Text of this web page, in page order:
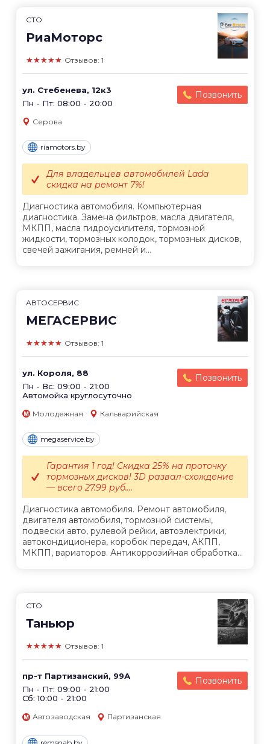
СТО
РиаМоторс
★★★★★ Отзывов: 1
ул. Стебенева, 12к3
Пн - Пт: 08:00 - 20:00
Позвонить
Серова
riamotors.by
Диагностика автомобиля. Компьютерная
диагностика. Замена фильтров, масла двигателя,
МКПП, масла гидроусилителя, тормозной
жидкости, тормозных колодок, тормозных дисков,
свечей зажигания, ремней и...
Для владельцев автомобилей Lada
скидка на ремонт 7%!
АВТОСЕРВИС
МЕГАСЕРВИС
★★★★★ Отзывов: 1
ул. Короля, 88
Пн - Вс: 09:00 - 21:00
Автомойка круглосуточно
Позвонить
Молодежная Кальварийская
megaservice.by
Диагностика автомобиля. Ремонт автомобиля,
двигателя автомобиля, тормозной системы,
подвески авто, рулевой рейки, автоэлектрики,
автокондиционера, коробок передач, АКПП,
МКПП, вариаторов. Антикоррозийная обработка...
Гарантия 1 год! Скидка 25% на проточку
тормозных дисков! 3D развал-схождение
— всего 27.99 руб....
СТО
Таньюр
★★★★★ Отзывов: 1
пр-т Партизанский, 99А
Пн - Пт: 09:00 - 21:00
Сб: 10:00 - 21:00
Позвонить
Автозаводская Партизанская